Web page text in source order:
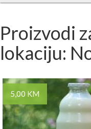
Proizvodi
lokaciju:
5,00 KM